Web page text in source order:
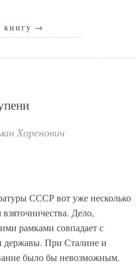
книгу →
Хоренович
СССР вот уже несколько
Дело,
рамками совпадает с
державы. При Сталине и
было бы невозможным.